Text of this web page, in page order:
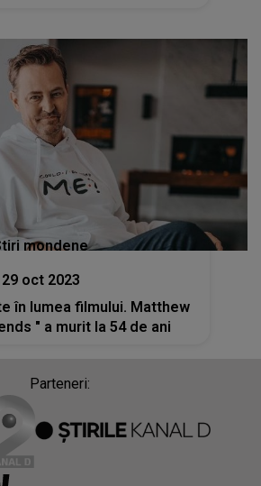
mondene
29 oct 2023
în lumea filmului. Matthew
" a murit la 54 de ani
Parteneri: